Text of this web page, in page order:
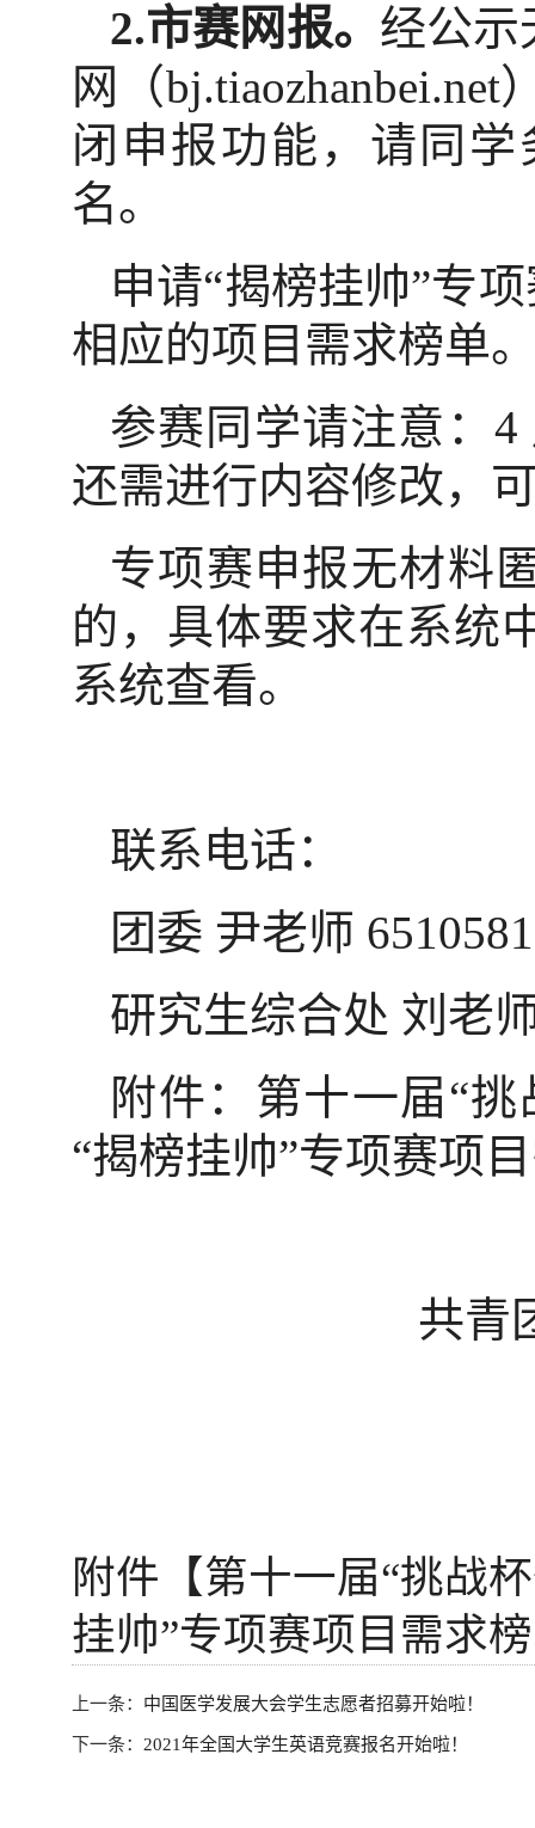
2.市赛网报。 经公示
网（
闭申报功能，请同
名。
申请“揭榜挂帅”专
相应的项目需求榜单
参赛同学请注意：
还需进行内容修改，
专项赛申报无材料
的，具体要求在系统
系统查看。
联系电话：
团委 尹老师
研究生综合处 刘老
附件：第十一届“
“揭榜挂帅”专项赛项
共青
附件【第十一届“挑战
挂帅”专项赛项目需求
上一条： 中国医学发展大会学生志愿者招募开始啦！
下一条： 2021年全国大学生英语竞赛报名开始啦！